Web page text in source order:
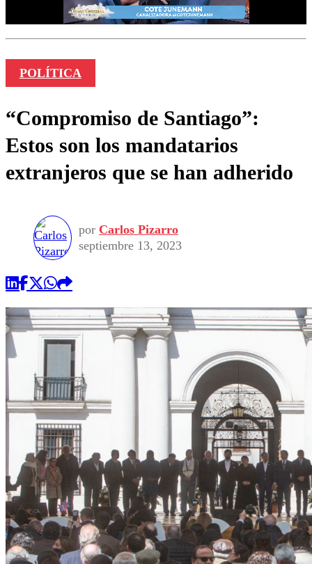
POLÍTICA
“Compromiso de Santiago”:
Estos son los mandatarios
extranjeros que se han adherido
por Carlos Pizarro
septiembre 13, 2023